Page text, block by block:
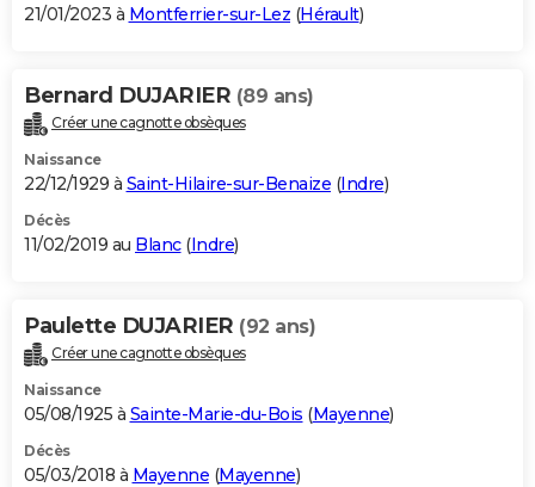
BONS PLANS
Carte de Noël
Carte Bonne année
Carte Saint-Valentin
Carte Pâques
Carte d'anniversaire
DICTIONNAIRE
Dictionnaire
Biographies
Citations
Expressions
Proverbes
PROGRAMME TV
S'inscrire
Se connecter
Lycées
Collèges
Primaires
Universités
Entreprises
Service militaire
Avis de recherche
AVIS DE DÉCÈS
Bricolage
Lifestyle
Culture
Sport
Auto
Television
Voyage
Cinema
21/01/2023 à Montferrier-sur-Lez (Hérault)
Bernard DUJARIER (89 ans)
Créer une cagnotte obsèques
Naissance
22/12/1929 à Saint-Hilaire-sur-Benaize (Indre)
Décès
11/02/2019 au Blanc(Indre)
Paulette DUJARIER (92 ans)
Créer une cagnotte obsèques
Naissance
05/08/1925 à Sainte-Marie-du-Bois (Mayenne)
Décès
05/03/2018 à Mayenne (Mayenne)